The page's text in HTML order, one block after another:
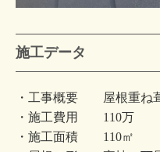
施工データ
・工事概要 屋根重ね
・施工費用 110万
・施工面積 110㎡